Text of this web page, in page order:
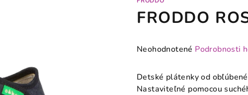
FRODDO
Priemerné
produktu
je
Neohodnotené Podrobnosti
Detské plátenky od
Nastaviteľné pomocou